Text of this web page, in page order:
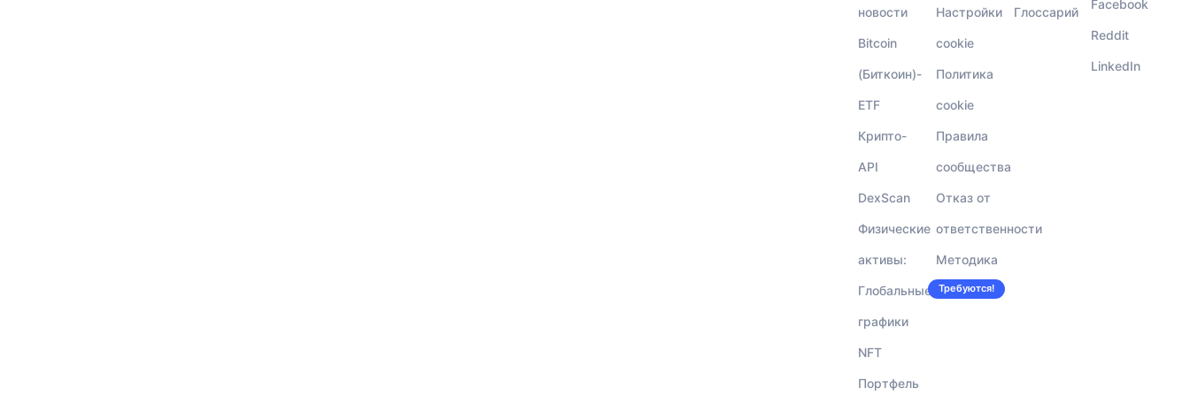
новости
Bitcoin
(Биткоин)-
ETF
Крипто-
API
DexScan
Физические
активы:
Глобальные
графики
NFT
Портфель
Настройки
cookie
Политика
cookie
Правила
сообщества
Отказ от
ответственности
Методика
Вакансии
Требуются!
Глоссарий
Facebook
Reddit
LinkedIn